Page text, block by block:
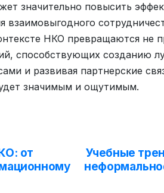
значительно повысить
взаимовыгодного
НКО превращаются не
способствующих созданию
и развивая партнерские
значимым и ощутимым.
Учебные
от